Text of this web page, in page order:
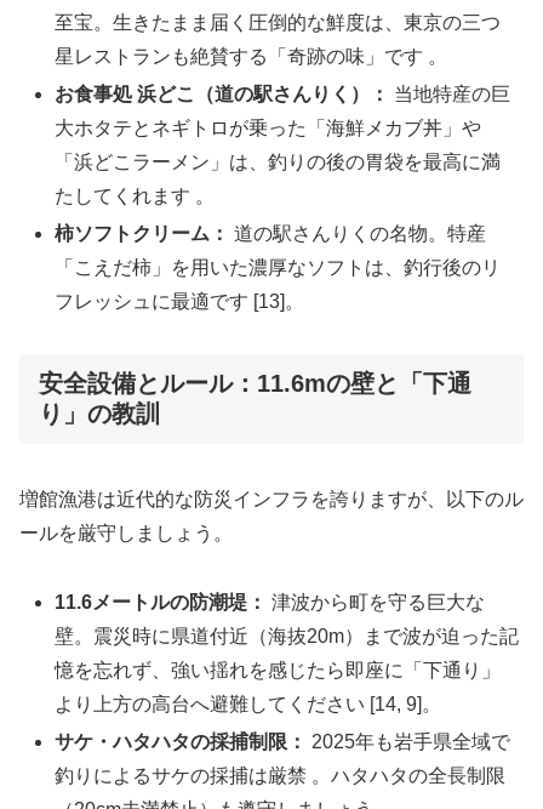
至宝。生きたまま届く圧倒的な鮮度は、東京の三つ
星レストランも絶賛する「奇跡の味」です 。
お食事処 浜どこ（道の駅さんりく）：
当地特産の巨
大ホタテとネギトロが乗った「海鮮メカブ丼」や
「浜どこラーメン」は、釣りの後の胃袋を最高に満
たしてくれます 。
柿ソフトクリーム： 道の駅さんりくの名物。特産
「こえだ柿」を用いた濃厚なソフトは、釣行後のリ
フレッシュに最適です [13]。
安全設備とルール：11.6mの壁と「下通
り」の教訓
増館漁港は近代的な防災インフラを誇りますが、以下のル
ールを厳守しましょう。
11.6メートルの防潮堤： 津波から町を守る巨大な
壁。震災時に県道付近（海抜20m）まで波が迫った記
憶を忘れず、強い揺れを感じたら即座に「下通り」
より上方の高台へ避難してください [14, 9]。
サケ・ハタハタの採捕制限：
2025年も岩手県全域で
釣りによるサケの採捕は厳禁 。ハタハタの全長制限